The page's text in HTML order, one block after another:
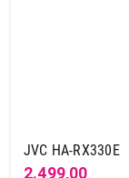
JVC HA-RX330E
2.499,00